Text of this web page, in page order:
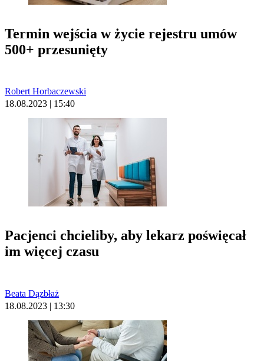
Termin wejścia w życie rejestru umów
500+ przesunięty
Robert Horbaczewski
18.08.2023 | 15:40
Pacjenci chcieliby, aby lekarz poświęcał
im więcej czasu
Beata Dązbłaż
18.08.2023 | 13:30